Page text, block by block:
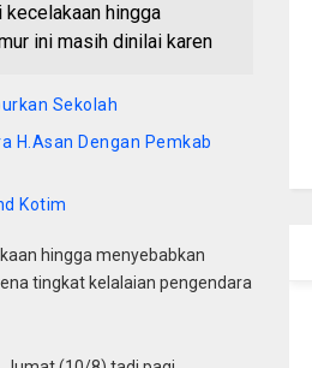
kecelakaan hingga
ini masih dinilai karen
Sekolah
H.Asan Dengan Pemkab
Kotim
hingga menyebabkan
tingkat kelalaian pengendara